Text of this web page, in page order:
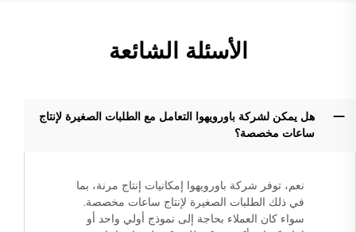
الأسئلة الشائعة
هل يمكن لشركة باورويهوا التعامل مع الطلبات الصغيرة لإنتاج
ساعات مخصصة؟
نعم، توفر شركة باورويهوا إمكانيات إنتاج مرنة، بما
في ذلك الطلبات الصغيرة لإنتاج ساعات مخصصة.
سواء كان العملاء بحاجة إلى نموذج أولي واحد أو